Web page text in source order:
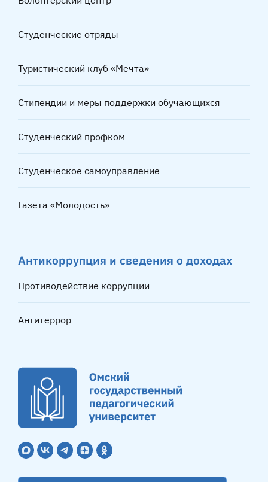
Студенческие отряды
Туристический клуб «Мечта»
Стипендии и меры поддержки обучающихся
Студенческий профком
Студенческое самоуправление
Газета «Молодость»
Антикоррупция и сведения о доходах
Противодействие коррупции
Антитеррор